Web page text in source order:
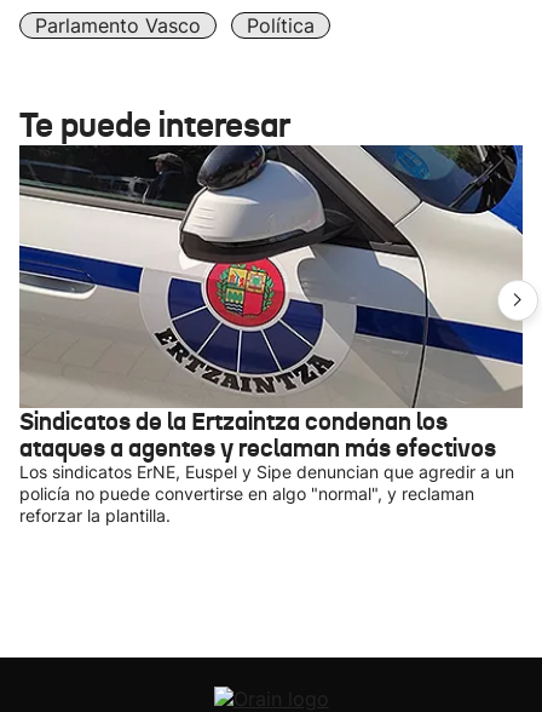
Parlamento Vasco
Política
Te puede interesar
Sindicatos de la Ertzaintza condenan los
ataques a agentes y reclaman más efectivos
Los sindicatos ErNE, Euspel y Sipe denuncian que agredir a un
policía no puede convertirse en algo "normal", y reclaman
reforzar la plantilla.